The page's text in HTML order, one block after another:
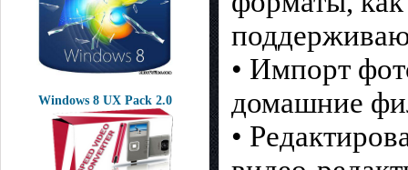
Windows 8 UX Pack 2.0
• Импорт
домашние
•